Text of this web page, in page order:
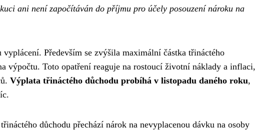
ani není započítáván do příjmu pro účely posouzení nároku na
Především se zvýšila maximální částka třináctého
výpočtu. Toto opatření reaguje na rostoucí životní náklady a inflaci,
Výplata třináctého důchodu probíhá v listopadu daného roku,
důchodu přechází nárok na nevyplacenou dávku na osoby